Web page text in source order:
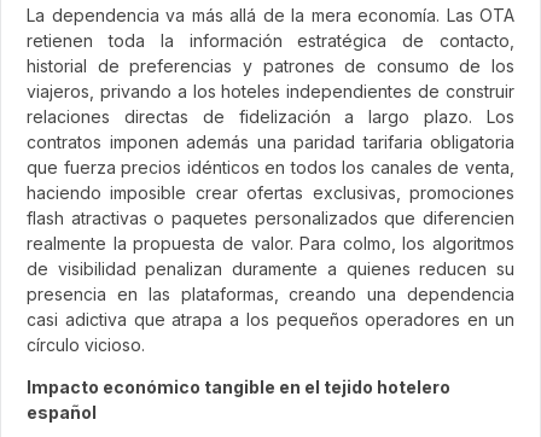
La dependencia va más allá de la mera economía. Las OTA
retienen toda la información estratégica de contacto,
historial de preferencias y patrones de consumo de los
viajeros, privando a los hoteles independientes de construir
relaciones directas de fidelización a largo plazo. Los
contratos imponen además una paridad tarifaria obligatoria
que fuerza precios idénticos en todos los canales de venta,
haciendo imposible crear ofertas exclusivas, promociones
flash atractivas o paquetes personalizados que diferencien
realmente la propuesta de valor. Para colmo, los algoritmos
de visibilidad penalizan duramente a quienes reducen su
presencia en las plataformas, creando una dependencia
casi adictiva que atrapa a los pequeños operadores en un
círculo vicioso.
Impacto económico tangible en el tejido hotelero
español